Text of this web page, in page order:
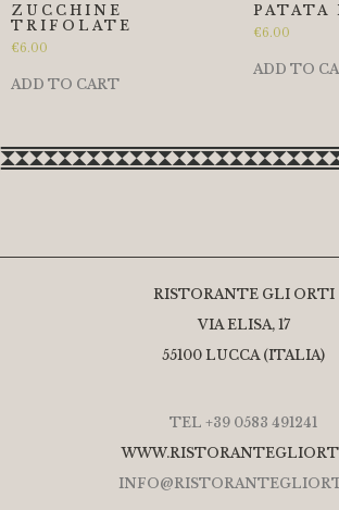
ZUCCHINE
TRIFOLATE
€6.00
ADD TO CART
PATATA
€6.00
ADD TO
RISTORANTE GLI ORTI
VIA ELISA, 17
55100 LUCCA (ITALIA)
TEL +39 0583 491241